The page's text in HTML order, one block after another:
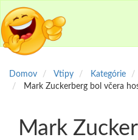
Domov Vtipy Kategórie
Mark Zuckerberg bol včera
Mark